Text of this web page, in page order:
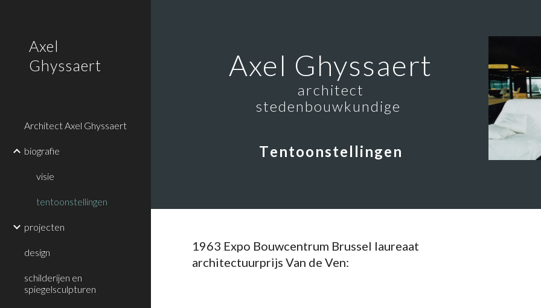
Axel
Ghyssaert
Architect Axel Ghyssaert
biografie
visie
tentoonstellingen
projecten
design
schilderijen en
spiegelsculpturen
Axel Ghyssaert
architect
stedenbouwkundige
Tentoonstellingen
1963 Expo Bouwcentrum Brussel laureaat
architectuurprijs Van de Ven: